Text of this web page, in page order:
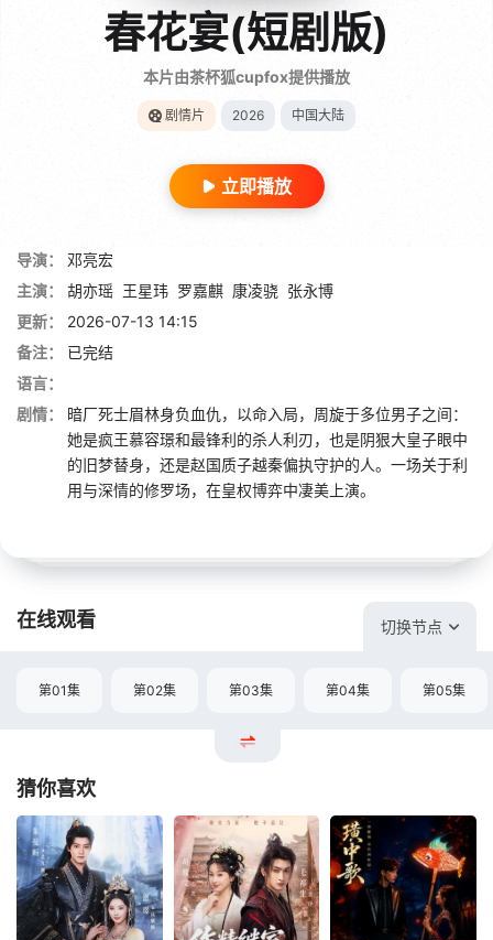
春花宴(短剧版)
本片由茶杯狐cupfox提供播放
剧情片 2026 中国大陆
立即播放
导演：
邓亮宏
主演：
胡亦瑶 王星玮 罗嘉麒 康凌骁 张永博
更新：
2026-07-13 14:15
备注：
已完结
语言：
剧情：
暗厂死士眉林身负血仇，以命入局，周旋于多位男子之间：
她是疯王慕容璟和最锋利的杀人利刃，也是阴狠大皇子眼中
的旧梦替身，还是赵国质子越秦偏执守护的人。一场关于利
用与深情的修罗场，在皇权博弈中凄美上演。
在线观看 切换节点
第01集 第02集 第03集 第04集 第05集
猜你喜欢